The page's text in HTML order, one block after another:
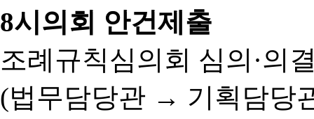
8시의회 안건제출
조례규칙심의회 심의·의
(법무담당관 → 기획담당